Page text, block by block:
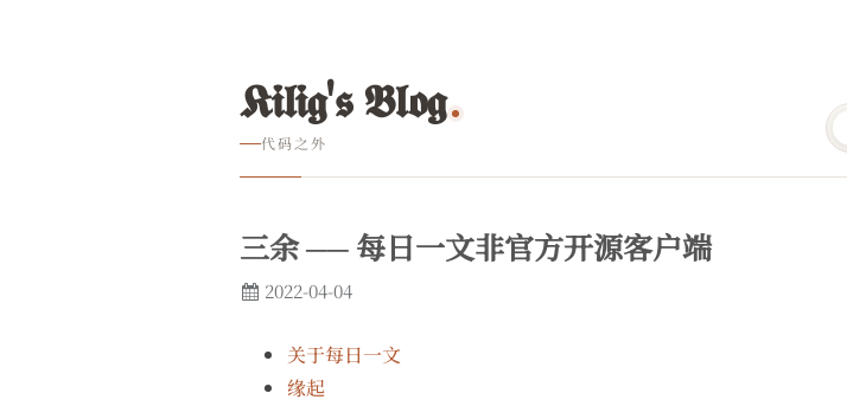
𝕶𝖎𝖑𝖎𝖌'𝖘 𝕭𝖑𝖔𝖌
代码之外
三余 ── 每日一文非官方开源客户端
2022-04-04
关于每日一文
缘起